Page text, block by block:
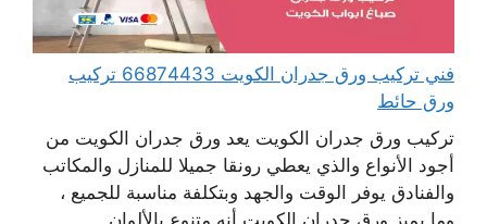
فني تركيب ورق جدران الكويت 66874433 تركيب
ورق حائط
تركيب ورق جدران الكويت يعد ورق جدران الكويت من
أجود الأنواع والذي يعطي رونقا جميلا للمنازل والمكاتب
والفنادق يوفر الوقت والجهد وبتكلفة مناسبة للجميع ،
وما يميز ورق جدران الكويت أنه متنوع بالألوان